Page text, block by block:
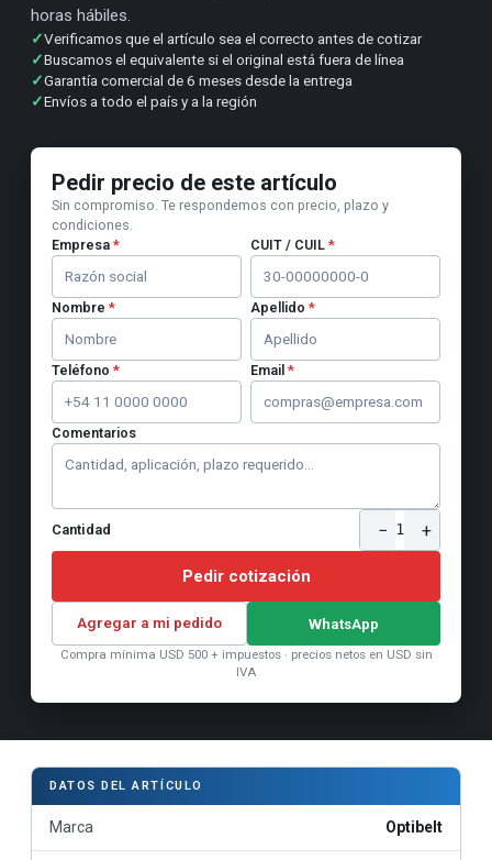
horas hábiles.
✓Verificamos que el artículo sea el correcto antes de cotizar
✓Buscamos el equivalente si el original está fuera de línea
✓Garantía comercial de 6 meses desde la entrega
✓Envíos a todo el país y a la región
Pedir precio de este artículo
Sin compromiso. Te respondemos con precio, plazo y
condiciones.
Empresa * CUIT / CUIL *
Nombre * Apellido *
Teléfono * Email *
Comentarios
Cantidad − 1 +
Pedir cotización
Agregar a mi pedido WhatsApp
Compra mínima USD 500 + impuestos · precios netos en USD sin
IVA
DATOS DEL ARTÍCULO
Marca Optibelt